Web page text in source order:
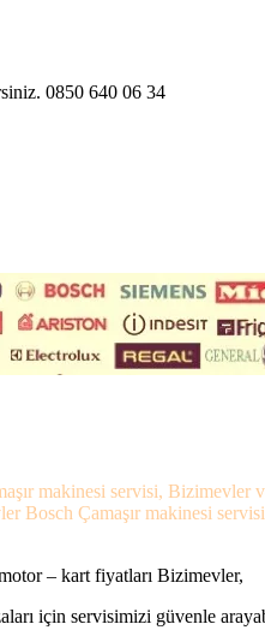
0850 640 06 34
makinesi servisi, Bizimevler
Bosch Çamaşır makinesi
– kart fiyatları Bizimevler,
için servisimizi güvenle